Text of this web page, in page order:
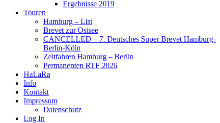
Ergebnisse 2019
Touren
Hamburg – List
Brevet zur Ostsee
CANCELLED – 7. Deutsches Super Brevet Hamburg-
Berlin-Köln
Zeitfahren Hamburg – Berlin
Permanenten RTF 2026
HaLaRa
Info
Kontakt
Impressum
Datenschutz
Log In